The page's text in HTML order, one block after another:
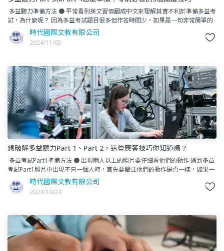
多益聽力準備方法 ● 平常看到英文習慣翻成中文來理解其實不利於準備多益考
試，為什麼呢？ 因為多益考試題目很多但作答時間少，如果是一句非常簡單的
英文句子又硬要翻成中文才能
時代國際文教有限公司
2024/11/05
想破解多益聽力Part 1、Part 2，這些應答技巧你知道嗎？
多益考試Part1準備方法 ● 出現兩人以上的照片要仔細看他們的動作 遇到多益
考試Part1照片中出現不只一個人時，首先要關注他們的動作是否一樣，如果一
時代國際文教有限公司
2024/10/24